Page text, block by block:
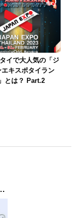
イで大人気の「ジ
エキスポタイラン
とは？ Part.2